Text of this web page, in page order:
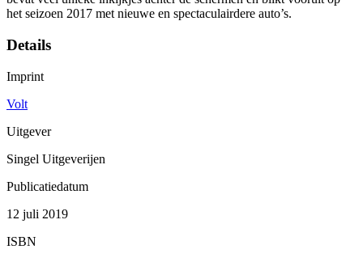
het seizoen 2017 met nieuwe en spectaculairdere auto’s.
Details
Imprint
Volt
Uitgever
Singel Uitgeverijen
Publicatiedatum
12 juli 2019
ISBN